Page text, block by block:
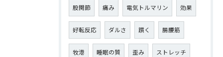
股関節 痛み 電気トルマリン 効果
好転反応 ダルさ 躓く 腸腰筋
牧港 睡眠の質 歪み ストレッチ